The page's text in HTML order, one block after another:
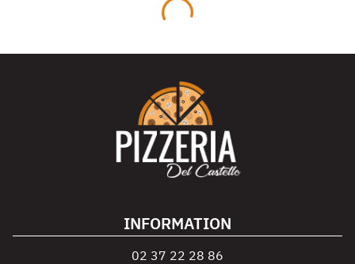
INFORMATION
02 37 22 28 86